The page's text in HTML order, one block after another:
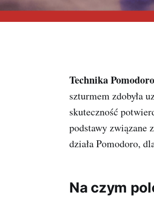
Technika Pomodoro
szturmem zdobyła
skuteczność
podstawy związane
działa Pomodoro,
Na czym